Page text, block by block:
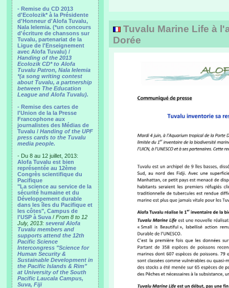
- Remise du CD 2013
d'Ecolozik* à la Présidente
d'Honneur d'Alofa Tuvalu,
Nala Ielemia. (*un concours
d'écriture de chansons sur
Tuvalu, partenariat de la
Ligue de l'Enseignement
avec Alofa Tuvalu) /
Handing of the 2013
Ecolozik CD* to Alofa
Tuvalu Patron, Nala Ielemia
*(a song writing contest
about Tuvalu, a partnership
between The Education
League and Alofa Tuvalu).
- Remise des cartes de
l'Union de la la Presse
Francophone aux
journalistes des Médias de
Tuvalu / Handing of the UPF
press cards to the Tuvalu
media people.
- Du 8 au 12 juillet, 2013:
Alofa Tuvalu est bien
représentée au 12ème
Congrès scientifique du
Pacifique
"La science au service de la
sécurité humaine et du
Développement durable
dans les îles du Pacifique et
les côtes", Campus de
l'USP à Suva / From 8 to 12
July, 2013: several Alofa
Tuvalu members and
supports attend the 12th
Pacific Science
Intercongress "Science for
Human Security &
Sustainable Development in
the Pacific Islands & Rim"
at University of the South
Pacific Laucala Campus,
Suva, Fiji
Tuvalu Marine Life à
Dorée